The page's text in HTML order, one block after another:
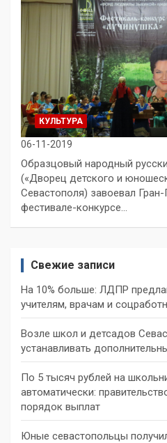
КУЛЬТУРА
06-11-2019
Образцовый народный
(«Дворец детского и
Севастополя) завоевал
фестивале-конкурсе…
Свежие записи
На 10% больше: ЛДПР
учителям, врачам и
Возле школ и детсадов
устанавливать
По 5 тысяч рублей на
автоматически:
порядок выплат
Юные севастопольцы